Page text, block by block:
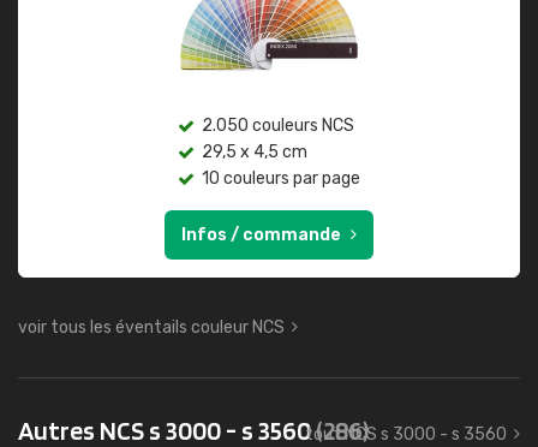
2.050 couleurs NCS
29,5 x 4,5 cm
10 couleurs par page
Infos / commande
voir tous les éventails couleur NCS
Autres NCS s 3000 - s 3560(286)
tout NCS s 3000 - s 3560